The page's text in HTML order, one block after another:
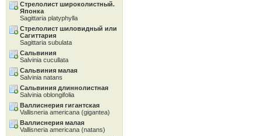
Стрелолист широколистный.
Японка
Sagittaria platyphylla
Стрелолист шиловидный или
Сагиттария
Sagittaria subulata
Сальвиния
Salvinia cucullata
Сальвиния малая
Salvinia natans
Сальвиния длиннолистная
Salvinia oblongifolia
Валлиснерия гигантская
Vallisneria americana (gigantea)
Валлиснерия малая
Vallisneria americana (natans)